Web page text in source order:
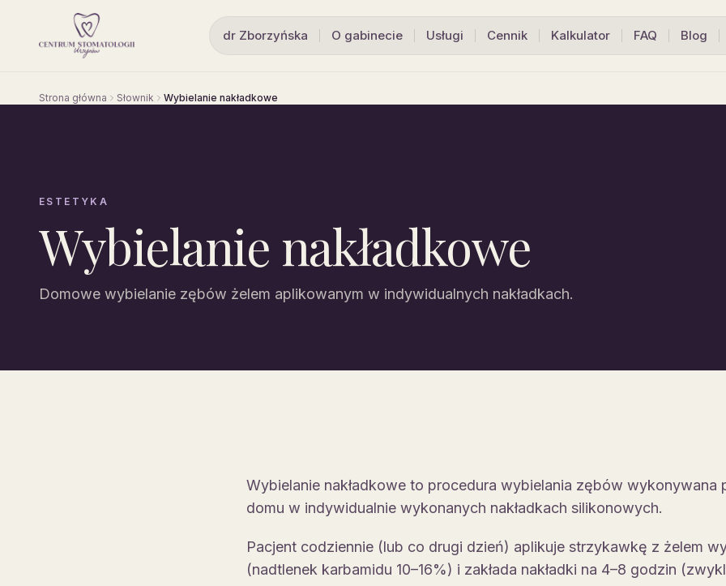
dr Zborzyńska O gabinecie Usługi Cennik Kalkulator FAQ Blog
Strona główna Słownik Wybielanie nakładkowe
ESTETYKA
Wybielanie nakładkowe
Domowe wybielanie zębów żelem aplikowanym w indywidualnych nakładkach.
Wybielanie nakładkowe to procedura wybielania zębów wykonywana
domu w indywidualnie wykonanych nakładkach silikonowych.
Pacjent codziennie (lub co drugi dzień) aplikuje strzykawkę z żelem
(nadtlenek karbamidu 10–16%) i zakłada nakładki na 4–8 godzin